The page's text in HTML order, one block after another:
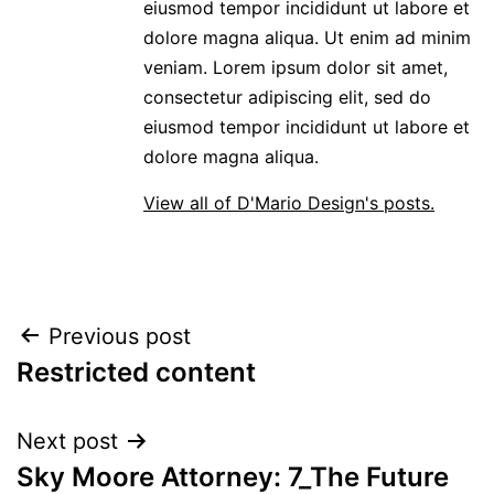
eiusmod tempor incididunt ut labore et
dolore magna aliqua. Ut enim ad minim
veniam. Lorem ipsum dolor sit amet,
consectetur adipiscing elit, sed do
eiusmod tempor incididunt ut labore et
dolore magna aliqua.
View all of D'Mario Design's posts.
POST
NAVIGATION
Previous post
Restricted content
Next post
Sky Moore Attorney: 7_The Future